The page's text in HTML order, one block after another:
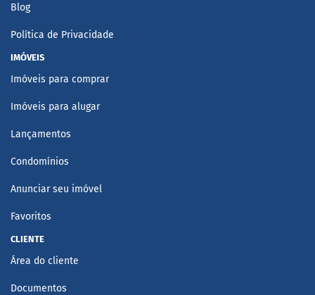
Blog
Política de Privacidade
IMÓVEIS
Imóveis para comprar
Imóveis para alugar
Lançamentos
Condomínios
Anunciar seu imóvel
Favoritos
CLIENTE
Área do cliente
Documentos